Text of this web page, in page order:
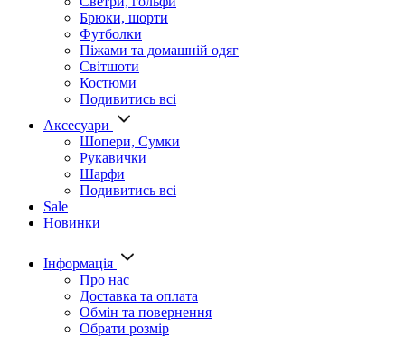
Брюки, шорти
Футболки
Піжами та домашній одяг
Світшоти
Костюми
Подивитись всі
Аксесуари
Шопери, Сумки
Рукавички
Шарфи
Подивитись всі
Sale
Новинки
Інформація
Про нас
Доставка та оплата
Обмін та повернення
Обрати розмір